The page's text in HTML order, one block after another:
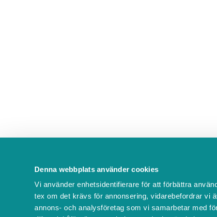
Denna webbplats använder cookies
Vi använder enhetsidentifierare för att förbättra
tex om det krävs för annonsering, vidarebefordrar vi
annons- och analysföretag som vi samarbetar med